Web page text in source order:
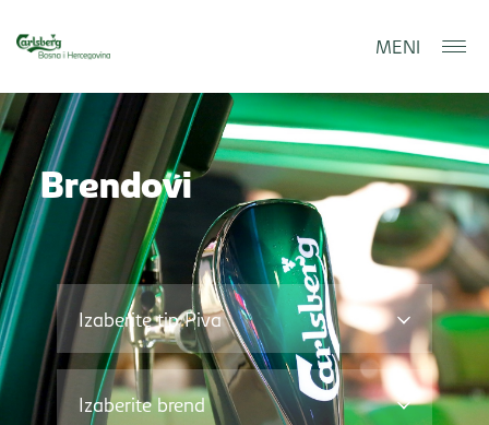
MENI
Brendovi
Traži
Izaberite tip Piva
Izaberite brend